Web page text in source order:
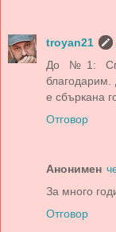
troyan21
До №1:
благодарим.
е сбъркана
Отговор
Анонимен
За много
Отговор